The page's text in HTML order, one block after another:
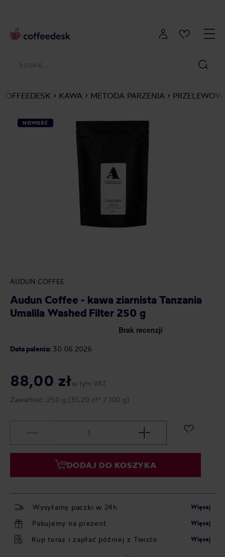
COFFEEDESK KAWA METODA PARZENIA
NOWOŚĆ
AUDUN COFFEE
Audun Coffee - kawa ziarnista Tanzania
Umalila Washed Filter 250 g
Data palenia: 30.06.2026
88,00 złw tym VAT
Zawartość: 250 g (35,20 zł* / 100 g)
DODAJ DO KOSZYKA
Wysyłamy paczki w 24h Więcej
Pakujemy na prezent Więcej
Kup teraz i zapłać później z Twisto Więcej